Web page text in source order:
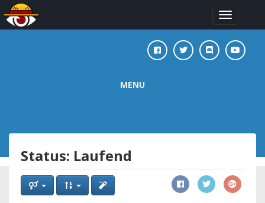
Toggle
navigation
MENU
Status: Laufend